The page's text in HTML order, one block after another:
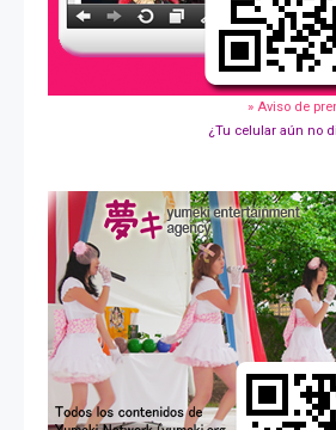
» Aviso de
¿Tu celular aún no